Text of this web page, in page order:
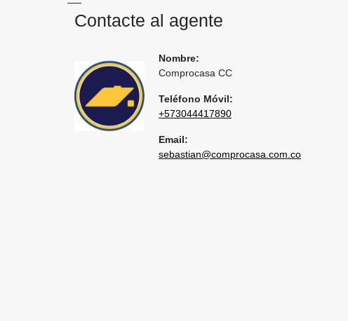
Contacte al agente
Nombre:
Comprocasa CC
Teléfono Móvil:
+573044417890
Email:
sebastian@comprocasa.com.co